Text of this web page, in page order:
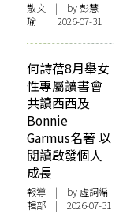
散文 | by 彭慧
瑜 | 2026-07-31
何詩蓓8月舉女
性專屬讀書會
共讀西西及
Bonnie
Garmus名著 以
閱讀啟發個人
成長
報導 | by 虛詞編
輯部 | 2026-07-31